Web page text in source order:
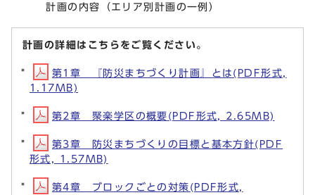
計画の内容（エリア別計画の一例）
計画の詳細はこちらをご覧ください。
第1章 『防災まちづくり計画』とは(PDF形式,
1.17MB)
第2章 聚楽学区の概要(PDF形式, 2.65MB)
第3章 防災まちづくりの目標と基本方針(PDF
形式, 1.57MB)
第4章 ブロックごとの対策(PDF形式,